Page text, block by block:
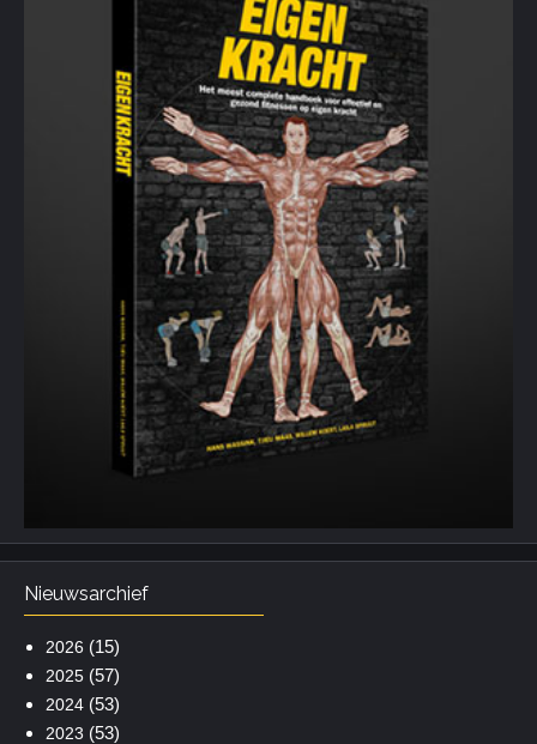
Nieuwsarchief
2026 (15)
2025(57)
2024(53)
2023 (53)